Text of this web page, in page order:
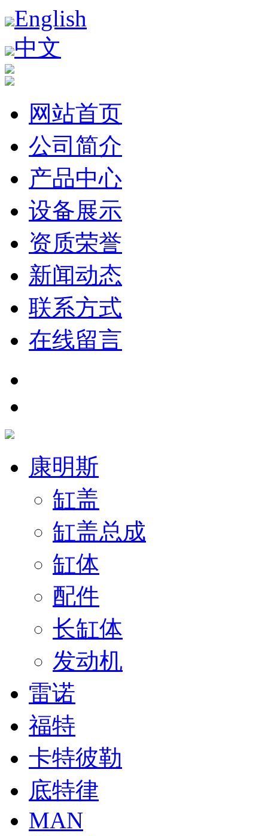
English
中文
网站首页
公司简介
产品中心
设备展示
资质荣誉
新闻动态
联系方式
在线留言
康明斯
缸盖
缸盖总成
缸体
配件
长缸体
发动机
雷诺
福特
卡特彼勒
底特律
MAN